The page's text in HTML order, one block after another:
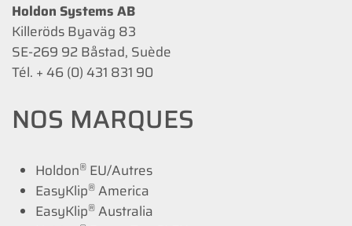
Holdon Systems AB
Killeröds Byaväg 83
SE-269 92 Båstad, Suède
Tél. + 46 (0) 431 831 90
NOS MARQUES
Holdon® EU/Autres
EasyKlip® America
EasyKlip® Australia